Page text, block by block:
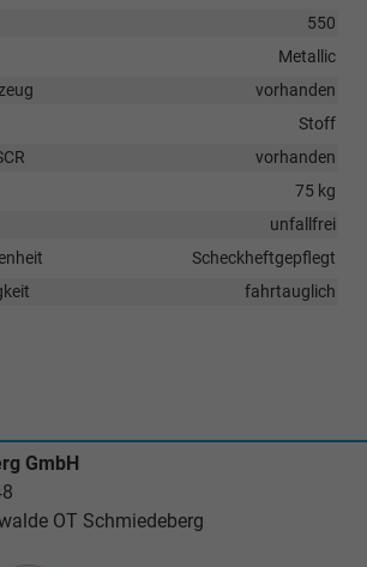
550
Metallic
vorhanden
Stoff
vorhanden
75 kg
unfallfrei
Scheckheftgepflegt
fahrtauglich
GmbH
OT Schmiedeberg